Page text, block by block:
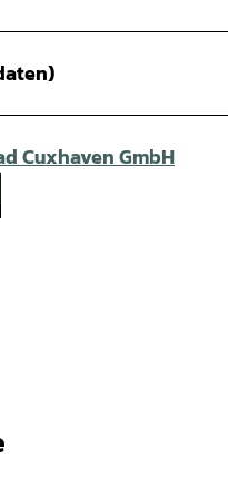
Cuxhaven GmbH